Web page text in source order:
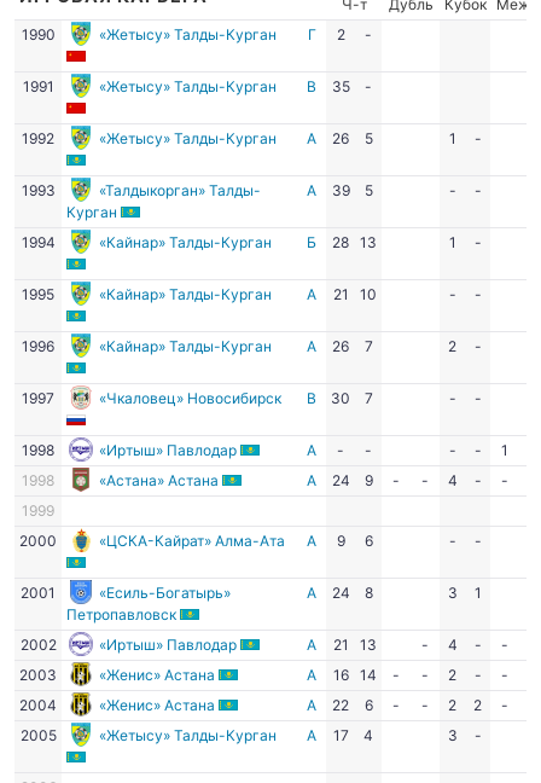
Ч-т Дубль Кубок
Межд.
1990
«Жетысу» Талды-Курган Г 2 -
1991 «Жетысу» Талды-Курган В 35 -
1992 «Жетысу» Талды-Курган А 26 5 1 -
1993
«Талдыкорган» Талды-
Курган
А 39 5 - -
1994 «Кайнар» Талды-Курган Б 28 13 1 -
1995 «Кайнар» Талды-Курган А 21 10 - -
1996 «Кайнар» Талды-Курган А 26 7 2 -
1997 «Чкаловец» Новосибирск В 30 7 - -
1998 «Иртыш» Павлодар А - - - - 1
1998
«Астана» Астана А 24 9 - - 4 - -
1999
2000
«ЦСКА-Кайрат» Алма-Ата А 9 6 - -
2001
«Есиль-Богатырь»
Петропавловск
А 24 8 3 1
2002 «Иртыш» Павлодар А 21 13 - 4 - -
2003
«Женис» Астана А 16 14 - - 2 - -
2004
«Женис» Астана А 22 6 - - 2 2 -
2005
«Жетысу» Талды-Курган А 17 4 3 -